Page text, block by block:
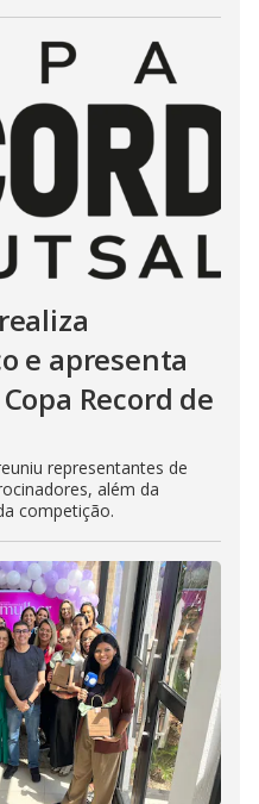
e apresenta
Record de
representantes de
além da
competição.